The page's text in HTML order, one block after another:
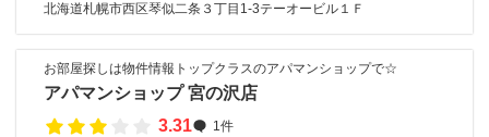
北海道札幌市西区琴似二条３丁目1-3テーオービル１Ｆ
お部屋探しは物件情報トップクラスのアパマンショップで☆
アパマンショップ 宮の沢店
3.31
1件